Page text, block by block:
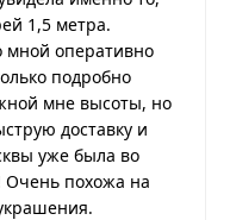
1,5 метра.
мной оперативно
подробно
мне высоты, но
доставку и
уже была во
Очень похожа на